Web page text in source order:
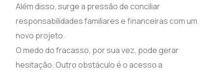
Além disso, surge a pressão de conciliar
responsabilidades familiares e financeiras com um
novo projeto.
O medo do fracasso, por sua vez, pode gerar
hesitação. Outro obstáculo é o acesso a